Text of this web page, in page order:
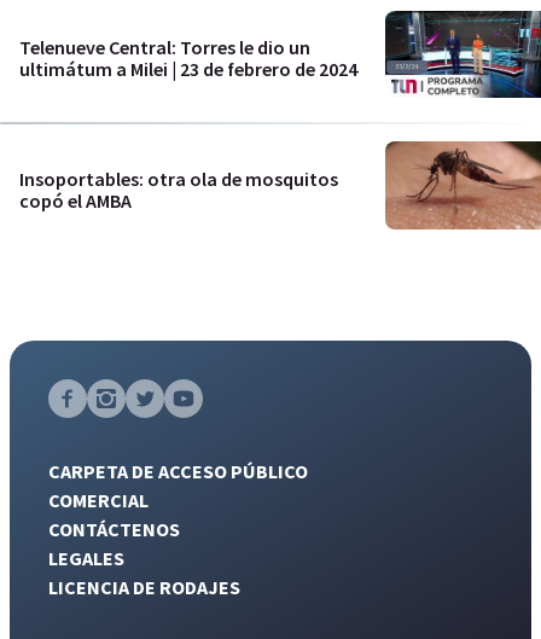
Telenueve Central: Torres le dio un
ultimátum a Milei | 23 de febrero de 2024
Insoportables: otra ola de mosquitos
copó el AMBA
CARPETA DE ACCESO PÚBLICO
COMERCIAL
CONTÁCTENOS
LEGALES
LICENCIA DE RODAJES